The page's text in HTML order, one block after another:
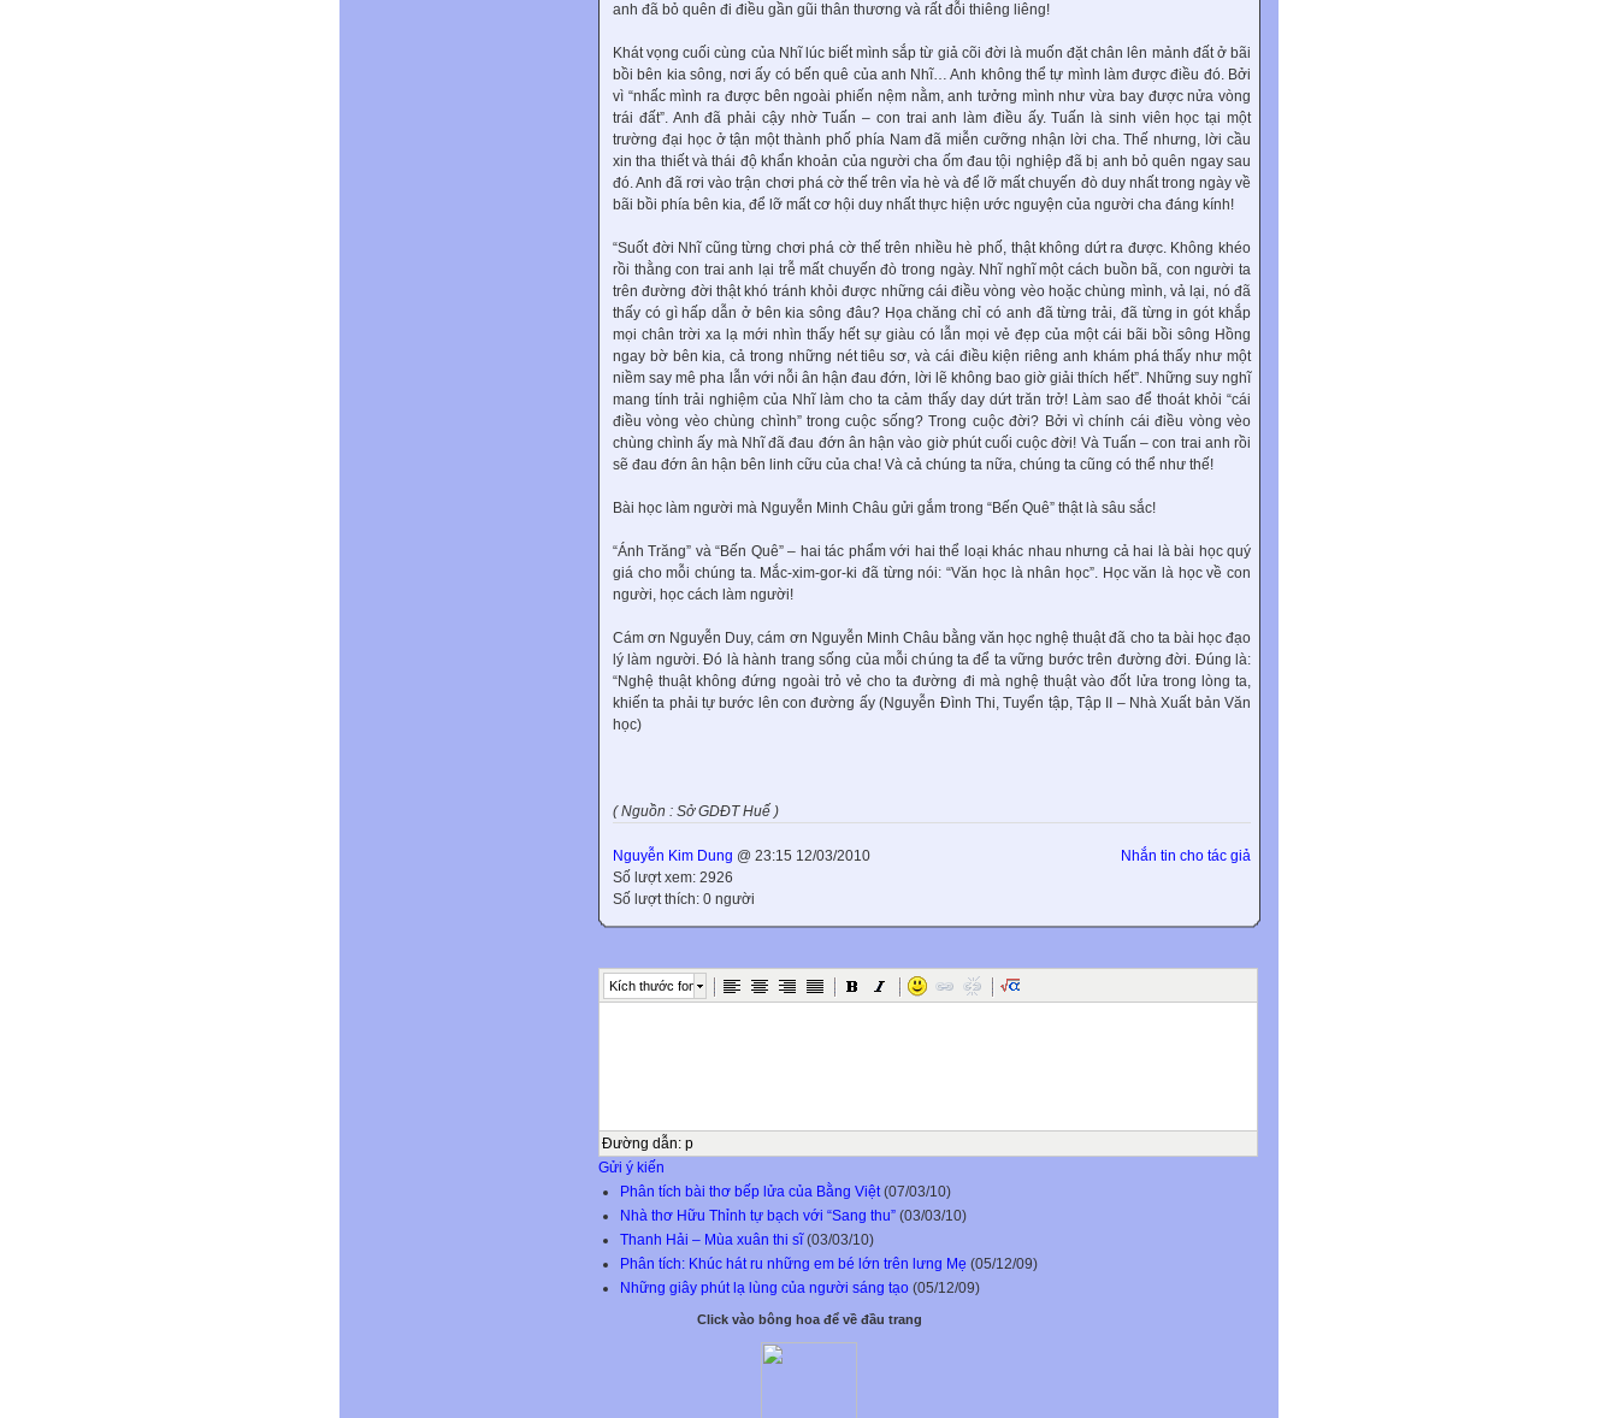
anh đã bỏ quên đi điều gần gũi thân thương và rất đỗi thiêng liêng!
Khát vọng cuối cùng của Nhĩ lúc biết mình sắp từ giả cõi đời là muốn đặt chân lên mảnh đất ở bãi
bồi bên kia sông, nơi ấy có bến quê của anh Nhĩ… Anh không thể tự mình làm được điều đó. Bởi
vì “nhấc mình ra được bên ngoài phiến nệm nằm, anh tưởng mình như vừa bay được nửa vòng
trái đất”. Anh đã phải cậy nhờ Tuấn – con trai anh làm điều ấy. Tuấn là sinh viên học tại một
trường đại học ở tận một thành phố phía Nam đã miễn cưỡng nhận lời cha. Thế nhưng, lời cầu
xin tha thiết và thái độ khẩn khoản của người cha ốm đau tội nghiệp đã bị anh bỏ quên ngay sau
đó. Anh đã rơi vào trận chơi phá cờ thế trên vỉa hè và để lỡ mất chuyến đò duy nhất trong ngày về
bãi bồi phía bên kia, để lỡ mất cơ hội duy nhất thực hiện ước nguyện của người cha đáng kính!
“Suốt đời Nhĩ cũng từng chơi phá cờ thế trên nhiều hè phố, thật không dứt ra được. Không khéo
rồi thằng con trai anh lại trễ mất chuyến đò trong ngày. Nhĩ nghĩ một cách buồn bã, con người ta
trên đường đời thật khó tránh khỏi được những cái điều vòng vèo hoặc chùng mình, vả lại, nó đã
thấy có gì hấp dẫn ở bên kia sông đâu? Họa chăng chỉ có anh đã từng trải, đã từng in gót khắp
mọi chân trời xa lạ mới nhìn thấy hết sự giàu có lẫn mọi vẻ đẹp của một cái bãi bồi sông Hồng
ngay bờ bên kia, cả trong những nét tiêu sơ, và cái điều kiện riêng anh khám phá thấy như một
niềm say mê pha lẫn với nỗi ân hận đau đớn, lời lẽ không bao giờ giải thích hết”. Những suy nghĩ
mang tính trải nghiệm của Nhĩ làm cho ta cảm thấy day dứt trăn trở! Làm sao để thoát khỏi “cái
điều vòng vèo chùng chình” trong cuộc sống? Trong cuộc đời? Bởi vì chính cái điều vòng vèo
chùng chình ấy mà Nhĩ đã đau đớn ân hận vào giờ phút cuối cuộc đời! Và Tuấn – con trai anh rồi
sẽ đau đớn ân hận bên linh cữu của cha! Và cả chúng ta nữa, chúng ta cũng có thể như thế!
Bài học làm người mà Nguyễn Minh Châu gửi gắm trong “Bến Quê” thật là sâu sắc!
“Ánh Trăng” và “Bến Quê” – hai tác phẩm với hai thể loại khác nhau nhưng cả hai là bài học quý
giá cho mỗi chúng ta. Mắc-xim-gor-ki đã từng nói: “Văn học là nhân học”. Học văn là học về con
người, học cách làm người!
Cám ơn Nguyễn Duy, cám ơn Nguyễn Minh Châu bằng văn học nghệ thuật đã cho ta bài học đạo
lý làm người. Đó là hành trang sống của mỗi chúng ta để ta vững bước trên đường đời. Đúng là:
“Nghệ thuật không đứng ngoài trỏ vẻ cho ta đường đi mà nghệ thuật vào đốt lửa trong lòng ta,
khiến ta phải tự bước lên con đường ấy (Nguyễn Đình Thi, Tuyển tập, Tập II – Nhà Xuất bản Văn
học)
( Nguồn : Sở GDĐT Huế )
Nhắn tin cho tác giả
Nguyễn Kim Dung @ 23:15 12/03/2010
Số lượt xem: 2926
Số lượt thích: 0 người
Kích thước font
Đường dẫn: p
Gửi ý kiến
Phân tích bài thơ bếp lửa của Bằng Việt (07/03/10)
Nhà thơ Hữu Thỉnh tự bạch với “Sang thu” (03/03/10)
Thanh Hải – Mùa xuân thi sĩ(03/03/10)
Phân tích: Khúc hát ru những em bé lớn trên lưng Mẹ (05/12/09)
Những giây phút lạ lùng của người sáng tạo (05/12/09)
Click vào bông hoa để về đầu trang